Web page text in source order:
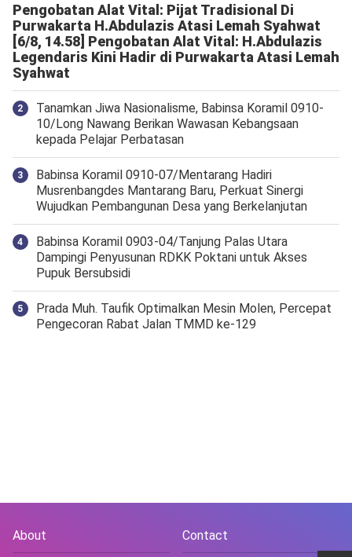
Pengobatan Alat Vital: Pijat Tradisional Di
Purwakarta H.Abdulazis Atasi Lemah Syahwat
[6/8, 14.58] Pengobatan Alat Vital: H.Abdulazis
Legendaris Kini Hadir di Purwakarta Atasi Lemah
Syahwat
Tanamkan Jiwa Nasionalisme, Babinsa Koramil 0910-
10/Long Nawang Berikan Wawasan Kebangsaan
kepada Pelajar Perbatasan
Babinsa Koramil 0910-07/Mentarang Hadiri
Musrenbangdes Mantarang Baru, Perkuat Sinergi
Wujudkan Pembangunan Desa yang Berkelanjutan
‎Babinsa Koramil 0903-04/Tanjung Palas Utara
Dampingi Penyusunan RDKK Poktani untuk Akses
Pupuk Bersubsidi
Prada Muh. Taufik Optimalkan Mesin Molen, Percepat
Pengecoran Rabat Jalan TMMD ke-129
About Contact